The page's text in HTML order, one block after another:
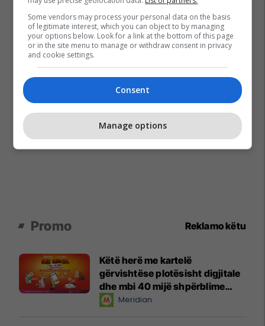
Promo Reklamo këtu
Këtë herë me kartelë
gërvishtëse plotësisht digjitale
dhe mbi 40 mijë shpërblime
instant!Meridian
Some vendors may process your personal data on the basis
of legitimate interest, which you can object to by managing
your options below. Look for a link at the bottom of this page
or in the site menu to manage or withdraw consent in privacy
and cookie settings.
Consent
Manage options